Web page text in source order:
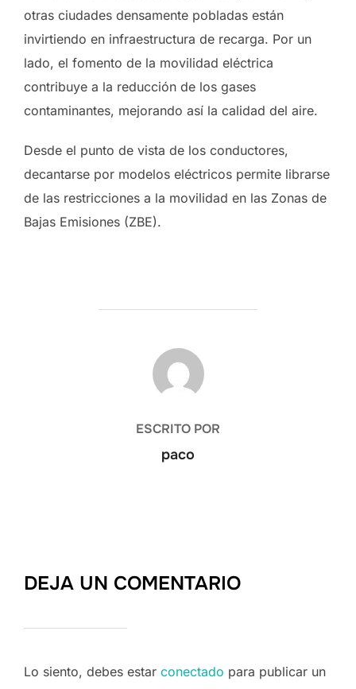
otras ciudades densamente pobladas están
invirtiendo en infraestructura de recarga. Por un
lado, el fomento de la movilidad eléctrica
contribuye a la reducción de los gases
contaminantes, mejorando así la calidad del aire.
Desde el punto de vista de los conductores,
decantarse por modelos eléctricos permite librarse
de las restricciones a la movilidad en las Zonas de
Bajas Emisiones (ZBE).
AUTOR DE LA ENTRADA
ESCRITO POR
paco
DEJA UN COMENTARIO
Lo siento, debes estar conectado para publicar un